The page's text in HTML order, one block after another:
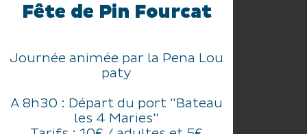
Fête de Pin Fourcat
Journée animée par la Pena Lou
paty
A 8h30 : Départ du port "Bateau
les 4 Maries"